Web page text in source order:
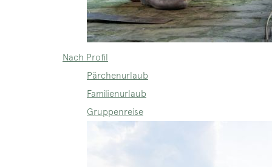
Nach Profil
Pärchenurlaub
Familienurlaub
Gruppenreise